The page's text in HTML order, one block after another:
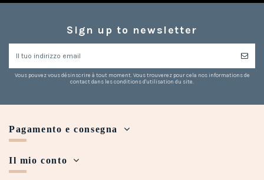
Sign up to newsletter
Vous pouvez vous désinscrire à tout moment. Vous trouverez pour cela nos informations de
contact dans les conditions d'utilisation du site.
Pagamento e consegna
Il mio conto